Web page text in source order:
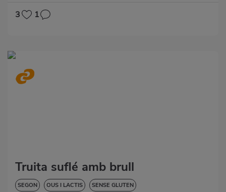
3 1
Truita suflé amb brull
SEGON OUS I LACTIS SENSE GLUTEN